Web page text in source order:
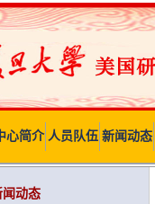
心简介 人员队伍 新闻动态
闻动态